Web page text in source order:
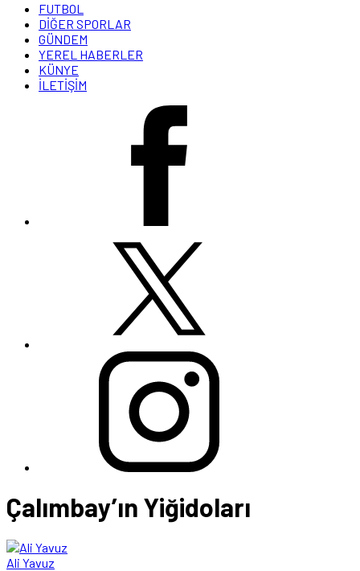
FUTBOL
DİĞER SPORLAR
GÜNDEM
YEREL HABERLER
KÜNYE
İLETİŞİM
Çalımbay’ın Yiğidoları
Ali Yavuz